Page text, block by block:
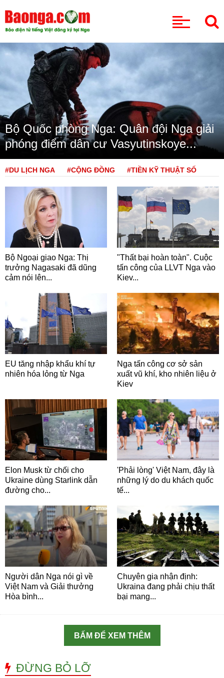
Bộ Quốc phòng Nga: Quân đội Nga giải
phóng điểm dân cư Vasyutinskoye...
#DU LỊCH NGA #CỘNG ĐỒNG #TIỀN KỸ THUẬT SỐ
Bộ Ngoại giao Nga: Thị
trưởng Nagasaki đã dũng
cảm nói lên...
"Thất bại hoàn toàn". Cuộc
tấn công của LLVT Nga vào
Kiev...
EU tăng nhập khẩu khí tự
nhiên hóa lỏng từ Nga
Nga tấn công cơ sở sản
xuất vũ khí, kho nhiên liệu ở
Kiev
Elon Musk từ chối cho
Ukraine dùng Starlink dẫn
đường cho...
'Phải lòng' Việt Nam, đây là
những lý do du khách quốc
tế...
Người dân Nga nói gì về
Việt Nam và Giải thưởng
Hòa bình...
Chuyên gia nhận định:
Ukraina đang phải chịu thất
bại mang...
BẤM ĐỂ XEM THÊM
ĐỪNG BỎ LỠ